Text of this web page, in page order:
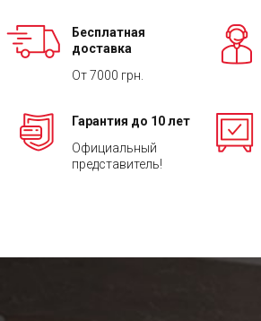
Бесплатная
доставка
От 7000 грн.
Гарантия до 10 лет
Официальный
представитель!